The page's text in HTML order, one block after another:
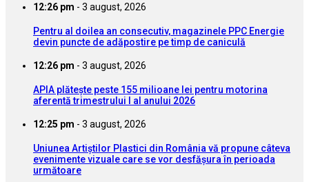
12:26 pm - 3 august, 2026
Pentru al doilea an consecutiv, magazinele PPC Energie
devin puncte de adăpostire pe timp de caniculă
12:26 pm - 3 august, 2026
APIA plătește peste 155 milioane lei pentru motorina
aferentă trimestrului I al anului 2026
12:25 pm - 3 august, 2026
Uniunea Artiștilor Plastici din România vă propune câteva
evenimente vizuale care se vor desfășura în perioada
următoare